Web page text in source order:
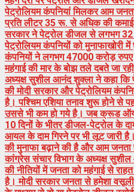
पेट्रोलियम कंपनियां मिलकर आम
प्रति लीटर 35 रू. से अधिक की कमाई
सरकार ने पेट्रोल डीजल से लगभग
पेट्रोलियम कंपनियों को मुनाफाखोरी
कंपनियों ने लगभग 47000 करोड़
महंगाई की मार के बोझ तले दबते जा
अध्यक्ष सुशील आनंद शुक्ला ने कहा कि
की मोदी सरकार और पेट्रोलियम
है। पश्चिम एशिया तनाव शुरू होने
उससे भी कम हो गये है। जब क्रूड
10 दिनों के भीतर डीजल-पेट्रोल के
आयल के दाम गिरने पर भी लूट जारी है।
की मुनाफा बढ़ाने की है और आम जनता
कांग्रेस संचार विभाग के अध्यक्ष
की नीतियों में जनता को महंगाई से
है। मोदी सरकार जनता से हमेशा